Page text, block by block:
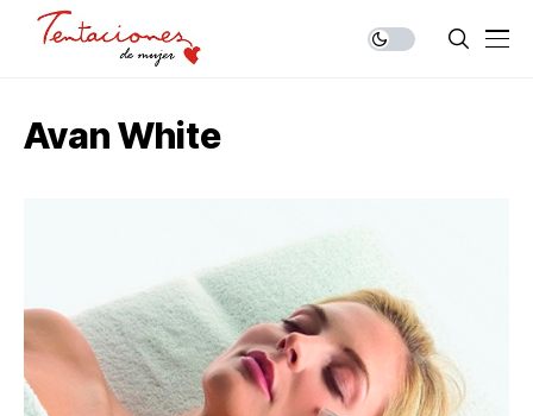
Avan White